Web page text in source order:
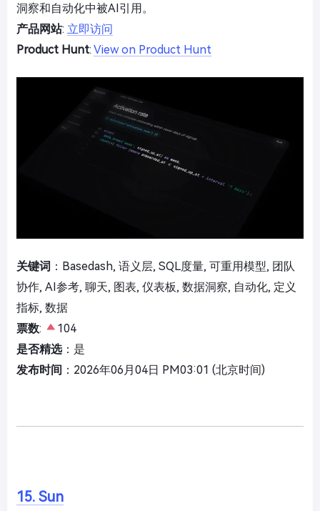
洞察和自动化中被AI引用。
产品网站: 立即访问
Product Hunt: View on Product Hunt
关键词 ：Basedash, 语义层, SQL度量, 可重用模型, 团队
协作, AI参考, 聊天, 图表, 仪表板, 数据洞察, 自动化, 定义
指标, 数据
票数:
104
是否精选：是
发布时间 ：2026年06月04日 PM03:01 (北京时间)
15. Sun